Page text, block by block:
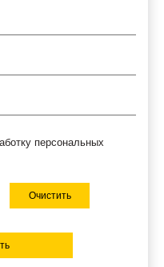
персональных
Очистить